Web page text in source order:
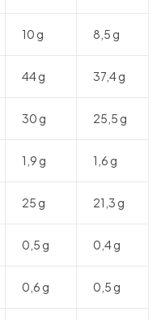
10 g 8,5 g
44 g 37,4 g
30 g 25,5 g
1,9 g 1,6 g
25 g 21,3 g
0,5 g 0,4 g
0,6 g 0,5 g